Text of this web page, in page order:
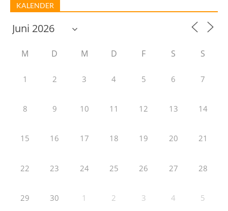
KALENDER
M D M D F S S
1 2 3 4 5 6 7
8 9 10 11 12 13 14
15 16 17 18 19 20 21
22 23 24 25 26 27 28
29 30 1 2 3 4 5